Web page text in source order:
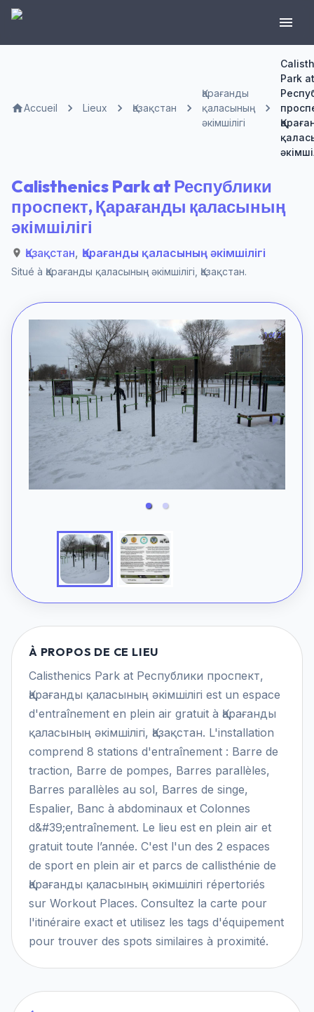
Accueil Lieux Қазақстан
Қарағанды ​​
қаласының
әкімшілігі
Park at
Calisthenics Park at Республики
проспект, Қарағанды ​​қаласының
әкімшілігі
Қазақстан, Қарағанды ​​қаласының әкімшілігі
Situé à Қарағанды ​​қаласының әкімшілігі Қазақстан.
1 of 2
À PROPOS DE CE LIEU
Calisthenics Park at Республики проспект,
Қарағанды ​​қаласының әкімшілігі est un espace
d'entraînement en plein air gratuit à Қарағанды ​​
қаласының әкімшілігі, Қазақстан. L'installation
comprend 8 stations d'entraînement : Barre de
traction, Barre de pompes, Barres parallèles,
Barres parallèles au sol, Barres de singe,
Espalier, Banc à abdominaux et Colonnes
d&#39;entraînement. Le lieu est en plein air et
gratuit toute l’année. C'est l'un des 2 espaces
de sport en plein air et parcs de callisthénie de
Қарағанды ​​қаласының әкімшілігі répertoriés
sur Workout Places. Consultez la carte pour
l'itinéraire exact et utilisez les tags d'équipement
pour trouver des spots similaires à proximité.